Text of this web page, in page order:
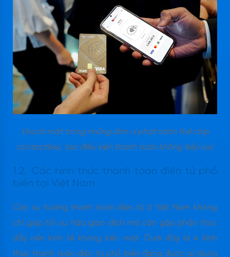
Visa là một trong những đơn vị phát hành thẻ chip
contactless, tạo điều kiện thanh toán không tiếp xúc
1.2. Các hình thức thanh toán điện tử phổ
biến tại Việt Nam
Các xu hướng thanh toán điện tử ở Việt Nam không
chỉ giúp tối ưu hóa giao dịch mà còn góp phần thúc
đẩy nền kinh tế không tiền mặt. Dưới đây là 4 hình
thức thanh toán điện tử phổ biến đang được sử dụng